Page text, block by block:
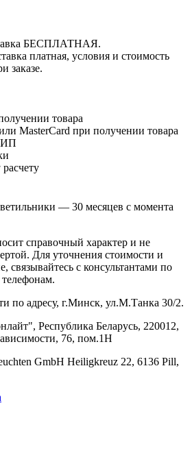
БЕСПЛАТНАЯ.
платная, условия и стоимость
заказе.
товара
MasterCard при получении товара
— 30 месяцев с момента
справочный характер и не
Для уточнения стоимости и
связывайтесь с консультантами по
по адресу, г.Минск, ул.М.Танка 30/2.
Республика Беларусь, 220012,
76, пом.1Н
GmbH Heiligkreuz 22, 6136 Pill,